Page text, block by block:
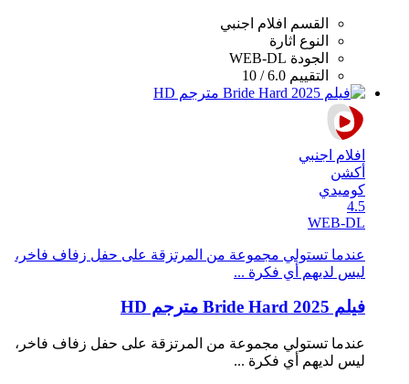
القسم
افلام اجنبي
النوع اثارة
الجودة WEB-DL
التقييم 6.0 / 10
افلام اجنبي
أكشن
كوميدي
4.5
WEB-DL
عندما تستولي مجموعة من المرتزقة على حفل زفاف فاخر،
ليس لديهم أي فكرة ...
فيلم Bride Hard 2025 مترجم HD
عندما تستولي مجموعة من المرتزقة على حفل زفاف فاخر،
ليس لديهم أي فكرة ...